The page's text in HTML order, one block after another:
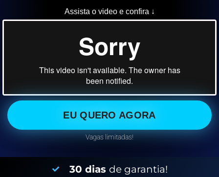
Assista o video e confira ↓
EU QUERO AGORA
Vagas limitadas!
30 dias de garantia!